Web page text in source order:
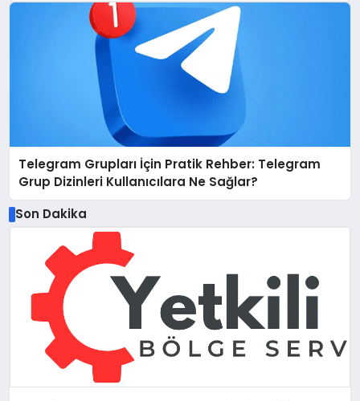
Telegram Grupları İçin Pratik Rehber: Telegram
Grup Dizinleri Kullanıcılara Ne Sağlar?
Son Dakika